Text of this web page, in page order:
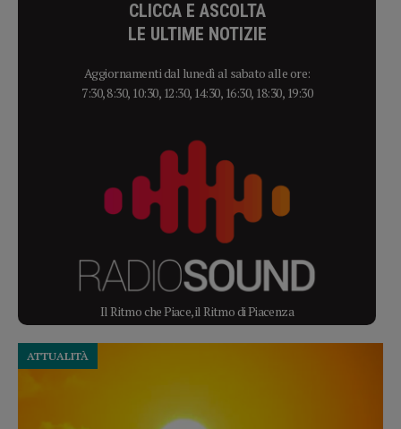
CLICCA E ASCOLTA
LE ULTIME NOTIZIE
Aggiornamenti dal lunedì al sabato alle ore:
7:30, 8:30, 10:30, 12:30, 14:30, 16:30, 18:30, 19:30
Il Ritmo che Piace, il Ritmo di Piacenza
ATTUALITÀ